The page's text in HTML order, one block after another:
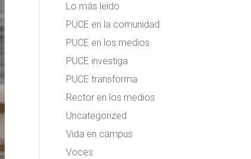
Lo más leído
PUCE en la comunidad
PUCE en los medios
PUCE investiga
PUCE transforma
Rector en los medios
Uncategorized
Vida en campus
Voces